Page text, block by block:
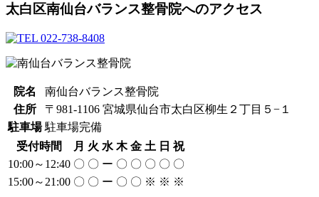
太白区南仙台バランス整骨院へのアクセス
院名
南仙台バランス整骨院
住所
〒981-1106 宮城県仙台市太白区柳生２丁目５−１
駐車場 駐車場完備
受付時間
月 火 水 木 金 土 日 祝
10:00～12:40 〇 〇 ー 〇 〇 〇 〇 〇
15:00～21:00 〇 〇 ー 〇 〇 ※ ※ ※